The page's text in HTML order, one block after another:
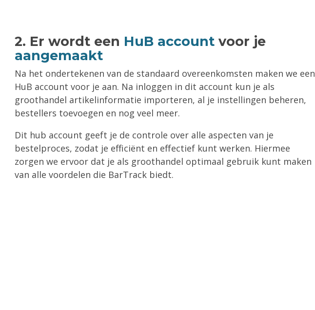
2. Er wordt een HuB account voor je
aangemaakt
Na het ondertekenen van de standaard overeenkomsten maken we een
HuB account voor je aan. Na inloggen in dit account kun je als
groothandel artikelinformatie importeren, al je instellingen beheren,
bestellers toevoegen en nog veel meer.
Dit hub account geeft je de controle over alle aspecten van je
bestelproces, zodat je efficiënt en effectief kunt werken. Hiermee
zorgen we ervoor dat je als groothandel optimaal gebruik kunt maken
van alle voordelen die BarTrack biedt.